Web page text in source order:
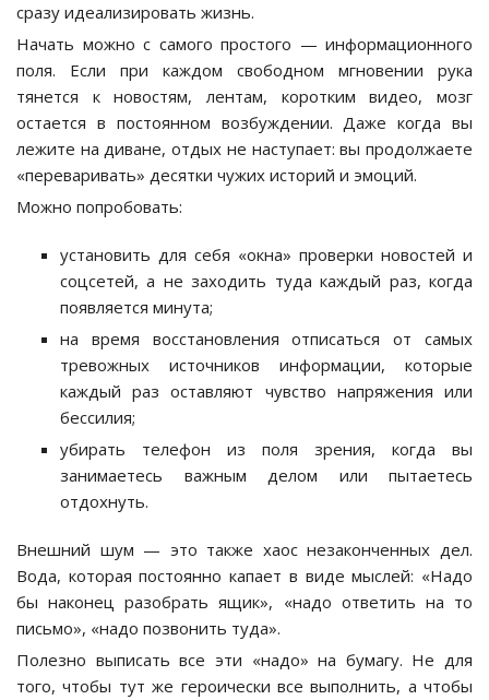
сразу идеализировать жизнь.
Начать можно с самого простого — информационного
поля. Если при каждом свободном мгновении рука
тянется к новостям, лентам, коротким видео, мозг
остается в постоянном возбуждении. Даже когда вы
лежите на диване, отдых не наступает: вы продолжаете
«переваривать» десятки чужих историй и эмоций.
Можно попробовать:
установить для себя «окна» проверки новостей и
соцсетей, а не заходить туда каждый раз, когда
появляется минута;
на время восстановления отписаться от самых
тревожных источников информации, которые
каждый раз оставляют чувство напряжения или
бессилия;
убирать телефон из поля зрения, когда вы
занимаетесь важным делом или пытаетесь
отдохнуть.
Внешний шум — это также хаос незаконченных дел.
Вода, которая постоянно капает в виде мыслей: «Надо
бы наконец разобрать ящик», «надо ответить на то
письмо», «надо позвонить туда».
Полезно выписать все эти «надо» на бумагу. Не для
того, чтобы тут же героически все выполнить, а чтобы